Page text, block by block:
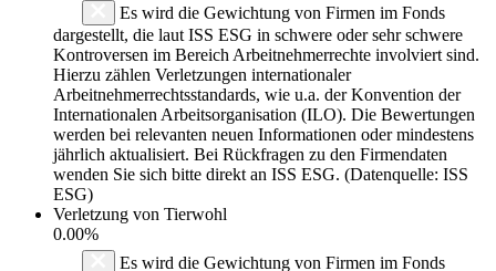
Es wird die Gewichtung von Firmen im Fonds
dargestellt, die laut ISS ESG in schwere oder sehr schwere
Kontroversen im Bereich Arbeitnehmerrechte involviert sind.
Hierzu zählen Verletzungen internationaler
Arbeitnehmerrechtsstandards, wie u.a. der Konvention der
Internationalen Arbeitsorganisation (ILO). Die Bewertungen
werden bei relevanten neuen Informationen oder mindestens
jährlich aktualisiert. Bei Rückfragen zu den Firmendaten
wenden Sie sich bitte direkt an ISS ESG. (Datenquelle: ISS
ESG)
Verletzung von Tierwohl
0.00%
Es wird die Gewichtung von Firmen im Fonds